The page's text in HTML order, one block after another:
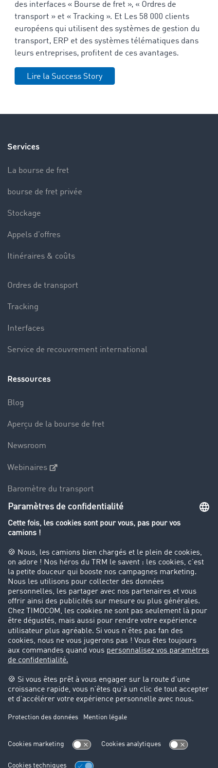
des interfaces « Bourse de fret », « Ordres de
transport » et « Tracking ». Et Les 58 000 clients
européens qui utilisent des systèmes de gestion du
transport, ERP et des systèmes télématiques dans
leurs entreprises, profitent de ces avantages.
Lire la Success Story
Services
La bourse de fret
bourse de fret privée
Stockage
Appels d’offres
Itinéraires & coûts
Ordres de transport
Tracking
Interfaces
Service de recouvrement international
Ressources
Blog
Aperçu de la bourse de fret
Newsroom
Webinaires
Baromètre du transport
Le dictionnaire du transport
Interdiction de circulation des poids lourds
Entreprise
Parrainage clients
Success Stories
Cadre légal
Mentions légales
Protection des données
Cookie-Einstellungen
Support